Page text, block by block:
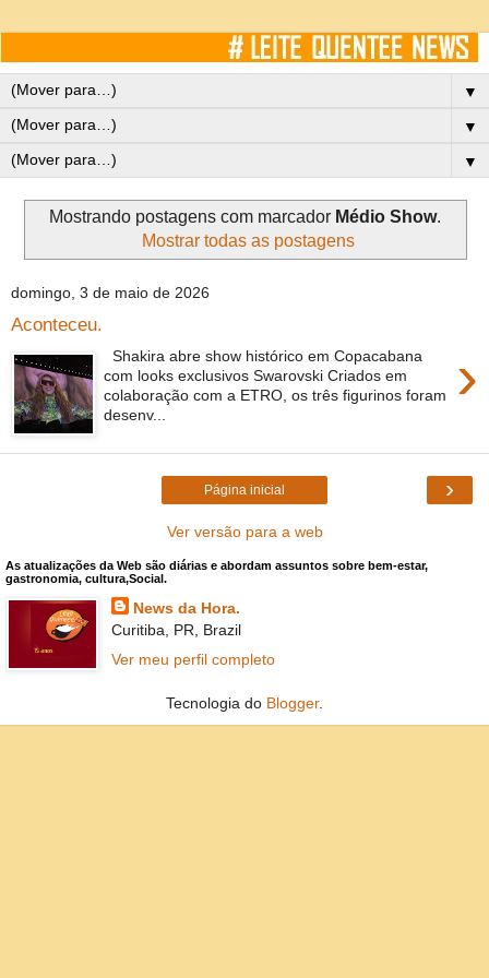
▼
▼
▼
Mostrando postagens com marcador Médio Show.
Mostrar todas as postagens
domingo, 3 de maio de 2026
Aconteceu.
›
Shakira abre show histórico em Copacabana
com looks exclusivos Swarovski Criados em
colaboração com a ETRO, os três figurinos foram
desenv...
›
Página inicial
Ver versão para a web
As atualizações da Web são diárias e abordam assuntos sobre bem-estar,
gastronomia, cultura,Social.
News da Hora.
Curitiba, PR, Brazil
Ver meu perfil completo
Tecnologia do Blogger.